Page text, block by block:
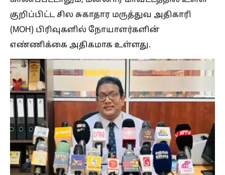
குறிப்பிட்ட சில சுகாதார மருத்துவ அதிகாரி
(MOH) பிரிவுகளில் நோயாளர்களின்
எண்ணிக்கை அதிகமாக உள்ளது.